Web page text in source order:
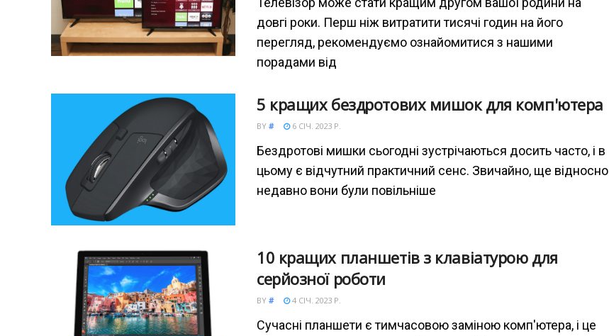
довгі роки. Перш ніж витратити тисячі годин на його
перегляд, рекомендуємо ознайомитися з нашими
порадами від
5 кращих бездротових мишок для комп'ютера
BY # 6 СІЧ. 2023 Р.
Бездротові мишки сьогодні зустрічаються досить часто, і в
цьому є відчутний практичний сенс. Звичайно, ще відносно
недавно вони були повільніше
10 кращих планшетів з клавіатурою для
серйозної роботи
BY # 4 СІЧ. 2023 Р.
Сучасні планшети є тимчасовою заміною комп'ютера, і це